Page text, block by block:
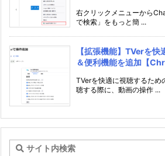
右クリックメニューから
で検索」をもっと簡 ...
【拡張機能】TVerを
＆便利機能を追加【
TVerを快適に視聴するため
聴する際に、動画の操作 ...